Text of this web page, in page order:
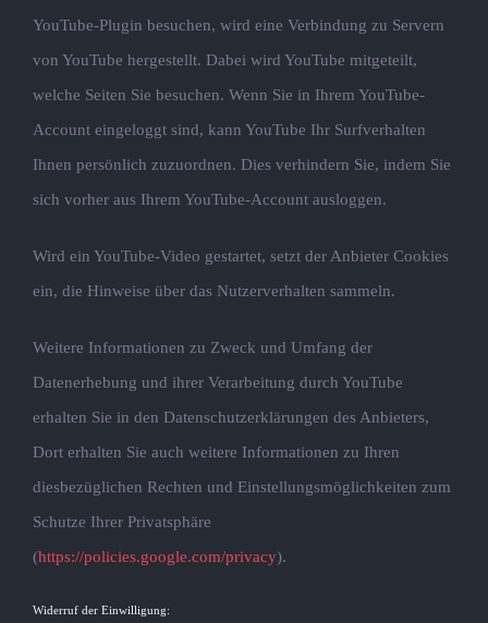
YouTube-Plugin besuchen, wird eine Verbindung zu Servern
von YouTube hergestellt. Dabei wird YouTube mitgeteilt,
welche Seiten Sie besuchen. Wenn Sie in Ihrem YouTube-
Account eingeloggt sind, kann YouTube Ihr Surfverhalten
Ihnen persönlich zuzuordnen. Dies verhindern Sie, indem Sie
sich vorher aus Ihrem YouTube-Account ausloggen.
Wird ein YouTube-Video gestartet, setzt der Anbieter Cookies
ein, die Hinweise über das Nutzerverhalten sammeln.
Weitere Informationen zu Zweck und Umfang der
Datenerhebung und ihrer Verarbeitung durch YouTube
erhalten Sie in den Datenschutzerklärungen des Anbieters,
Dort erhalten Sie auch weitere Informationen zu Ihren
diesbezüglichen Rechten und Einstellungsmöglichkeiten zum
Schutze Ihrer Privatsphäre
(https://policies.google.com/privacy).
Widerruf der Einwilligung: